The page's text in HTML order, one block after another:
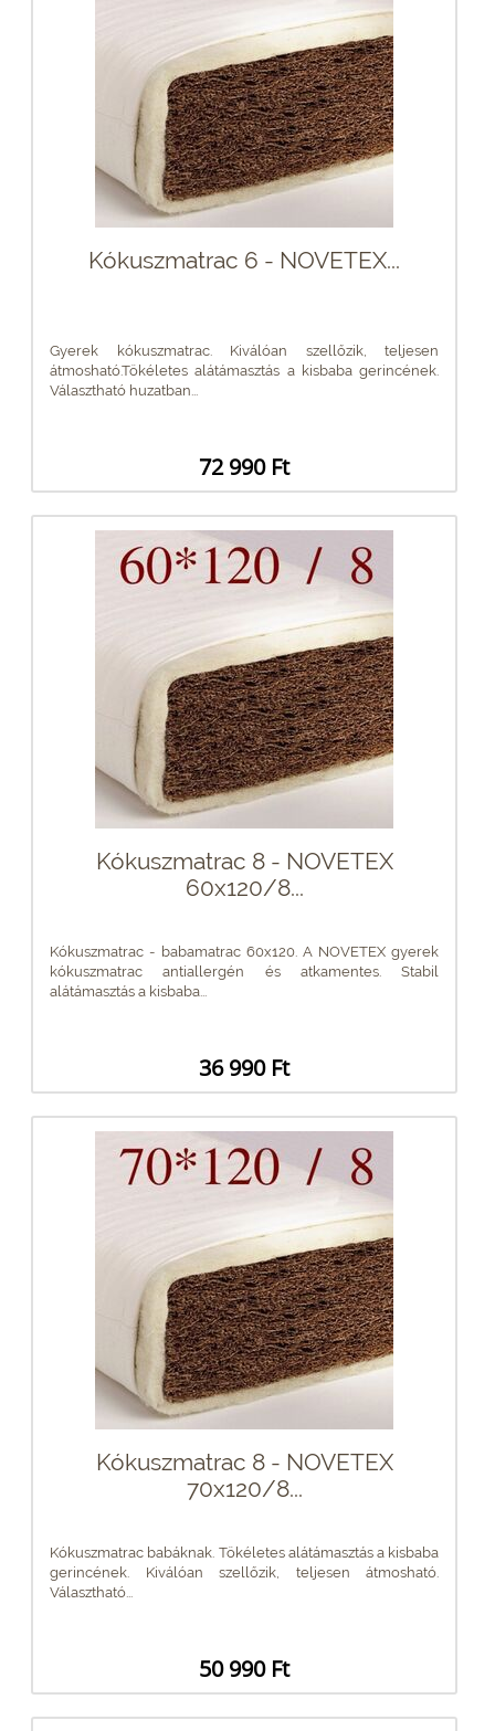
Kókuszmatrac 6 - NOVETEX...
Gyerek kókuszmatrac. Kiválóan szellőzik, teljesen
átmosható.Tökéletes alátámasztás a kisbaba gerincének.
Választható huzatban...
72 990 Ft
Kókuszmatrac 8 - NOVETEX
60x120/8...
Kókuszmatrac - babamatrac 60x120. A NOVETEX gyerek
kókuszmatrac antiallergén és atkamentes. Stabil
alátámasztás a kisbaba...
36 990 Ft
Kókuszmatrac 8 - NOVETEX
70x120/8...
Kókuszmatrac babáknak. Tökéletes alátámasztás a kisbaba
gerincének. Kiválóan szellőzik, teljesen átmosható.
Választható...
50 990 Ft